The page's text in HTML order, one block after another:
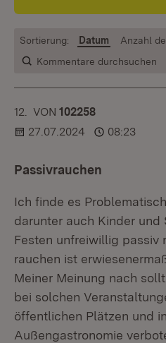
Kommentare durchsuchen
Sortierung: Datum Anzahl
12. KOMMENTAR
VON :102258
27.07.2024
08:23
Passivrauchen
Ich finde es
darunter auch Kinder und
Festen unfreiwillig passiv
rauchen ist
Meiner Meinung nach
bei solchen
öffentlichen Plätzen und
Außengastronomie